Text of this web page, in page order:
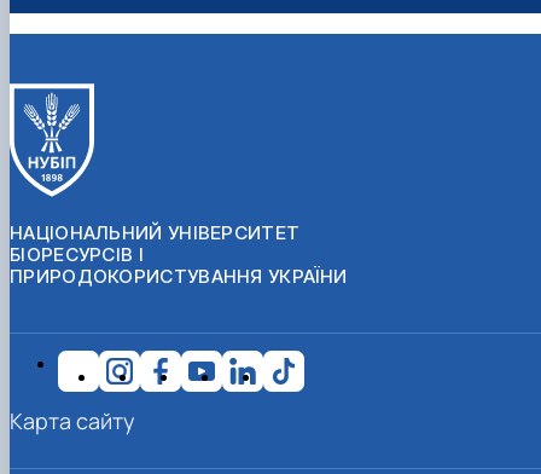
НАЦІОНАЛЬНИЙ УНІВЕРСИТЕТ
БІОРЕСУРСІВ І
ПРИРОДОКОРИСТУВАННЯ УКРАЇНИ
Карта сайту